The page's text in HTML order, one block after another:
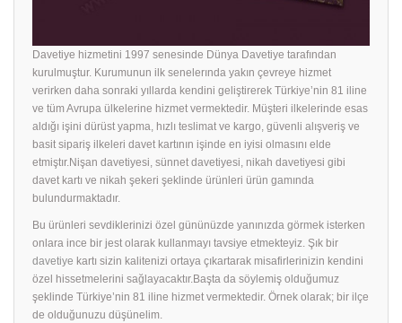
Davetiye hizmetini 1997 senesinde Dünya Davetiye tarafından
kurulmuştur. Kurumunun ilk senelerında yakın çevreye hizmet
verirken daha sonraki yıllarda kendini geliştirerek Türkiye’nin 81 iline
ve tüm Avrupa ülkelerine hizmet vermektedir. Müşteri ilkelerinde esas
aldığı işini dürüst yapma, hızlı teslimat ve kargo, güvenli alışveriş ve
basit sipariş ilkeleri davet kartının işinde en iyisi olmasını elde
etmiştır.Nişan davetiyesi, sünnet davetiyesi, nikah davetiyesi gibi
davet kartı ve nikah şekeri şeklinde ürünleri ürün gamında
bulundurmaktadır.
Bu ürünleri sevdiklerinizi özel gününüzde yanınızda görmek isterken
onlara ince bir jest olarak kullanmayı tavsiye etmekteyiz. Şık bir
davetiye kartı sizin kalitenizi ortaya çıkartarak misafirlerinizin kendini
özel hissetmelerini sağlayacaktır.Başta da söylemiş olduğumuz
şeklinde Türkiye’nin 81 iline hizmet vermektedir. Örnek olarak; bir ilçe
de olduğunuzu düşünelim.